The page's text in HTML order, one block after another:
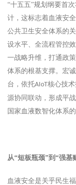
“十五五”规划纲要首
计，这标志着血液安
公共卫生安全体系的
设水平、全流程管控
一战略升维，打通政
体系的根基支撑。宏
台，依托AIoT核心技
源协同联动，形成平
国家血液数智化体系的
从“短板瓶颈”到“强基
血液安全是关乎民生